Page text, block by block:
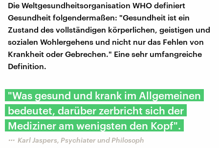
Die Weltgesundheitsorganisation WHO definiert
Gesundheit folgendermaßen: "Gesundheit ist ein
Zustand des vollständigen körperlichen, geistigen und
sozialen Wohlergehens und nicht nur das Fehlen von
Krankheit oder Gebrechen." Eine sehr umfangreiche
Definition.
"Was gesund und krank im Allgemeinen
bedeutet, darüber zerbricht sich der
Mediziner am wenigsten den Kopf".
Karl Jaspers, Psychiater und Philosoph